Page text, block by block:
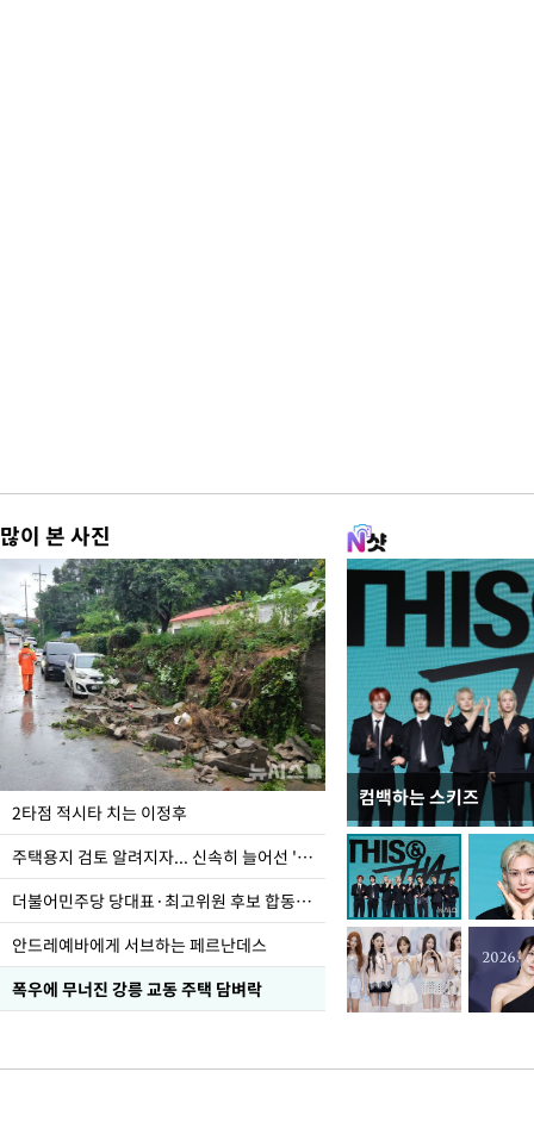
많이 본 사진
2타점 적시타 치는 이정후
주택용지 검토 알려지자... 신속히 늘어선 '근조화환'
더불어민주당 당대표·최고위원 후보 합동연설회
안드레예바에게 서브하는 페르난데스
폭우에 무너진 강릉 교동 주택 담벼락
컴백하는 스키즈
이번주 국회에는 무